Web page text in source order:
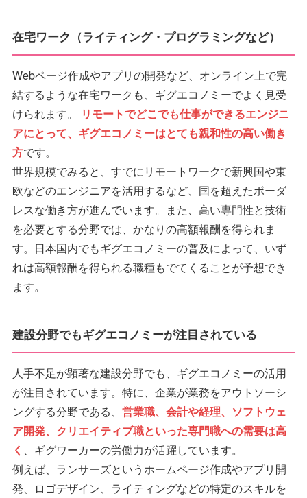
在宅ワーク（ライティング・プログラミングなど）
Webページ作成やアプリの開発など、オンライン上で完
結するような在宅ワークも、ギグエコノミーでよく見受
けられます。
リモートでどこでも仕事ができるエンジニ
アにとって、ギグエコノミーはとても親和性の高い働き
方です。
世界規模でみると、すでにリモートワークで新興国や東
欧などのエンジニアを活用するなど、国を超えたボーダ
レスな働き方が進んでいます。また、高い専門性と技術
を必要とする分野では、かなりの高額報酬を得られま
す。日本国内でもギグエコノミーの普及によって、いず
れは高額報酬を得られる職種もでてくることが予想でき
ます。
建設分野でもギグエコノミーが注目されている
人手不足が顕著な建設分野でも、ギグエコノミーの活用
が注目されています。特に、企業が業務をアウトソーシ
ングする分野である、 営業職、会計や経理、ソフトウェ
ア開発、クリエイティブ職といった専門職への需要は高
く 、ギグワーカーの労働力が活躍しています。
例えば、ランサーズというホームページ作成やアプリ開
発、ロゴデザイン、ライティングなどの特定のスキルを